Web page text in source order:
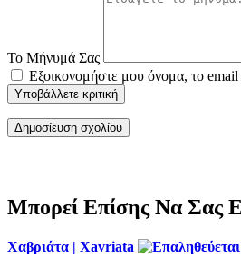
Το Μήνυμά Σας
Εξοικονομήστε μου όνομα, το
Υποβάλλετε κριτική
Μπορεί Επίσης Να Σας
Χαβριάτα | Xavriata